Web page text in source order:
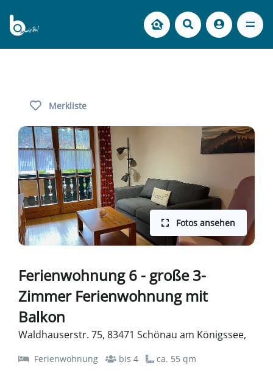
Merkliste
Fotos ansehen
Ferienwohnung 6 - große 3-
Zimmer Ferienwohnung mit
Balkon
Waldhauserstr. 75, 83471 Schönau am Königssee,
Ferienwohnung bis 4 ca. 55 qm